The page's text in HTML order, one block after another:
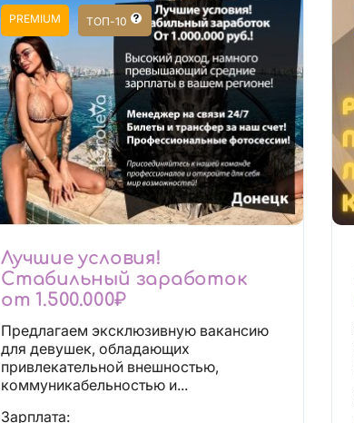
PREMIUM ТОП-10
Лучшие условия!
Стабильный заработок
от 1.500.000₽
Предлагаем эксклюзивную вакансию
для девушек, обладающих
привлекательной внешностью,
коммуникабельностью и...
Зарплата: